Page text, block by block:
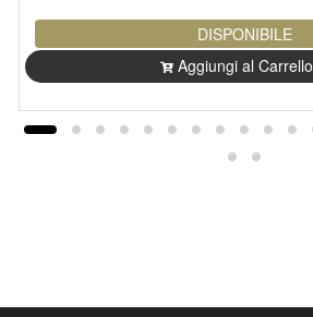
DISPONIBILE
Aggiungi al Carrello